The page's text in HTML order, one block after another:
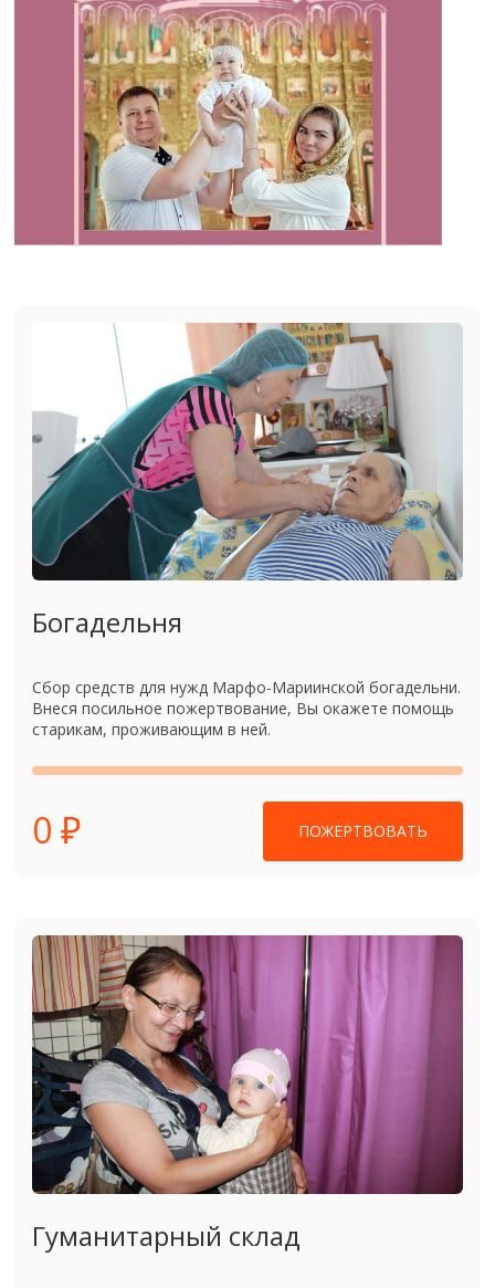
Богадельня
Сбор средств для нужд Марфо-Мариинской богадельни.
Внеся посильное пожертвование, Вы окажете помощь
старикам, проживающим в ней.
0 ₽ ПОЖЕРТВОВАТЬ
Гуманитарный склад